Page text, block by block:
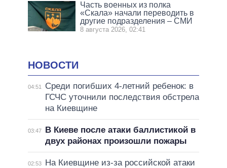
Часть военных из полка
«Скала» начали переводить в
другие подразделения – СМИ
8 августа 2026, 02:41
НОВОСТИ
04:51
Среди погибших 4-летний ребенок: в
ГСЧС уточнили последствия обстрела
на Киевщине
03:47
В Киеве после атаки баллистикой в
двух районах произошли пожары
02:53
На Киевщине из-за российской атаки